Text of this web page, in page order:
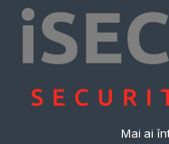
Mai ai